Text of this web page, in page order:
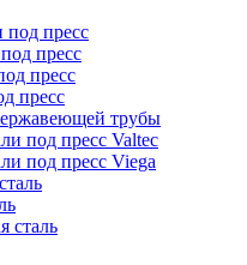
под пресс
пресс
пресс
пресс
трубы
под пресс Valtec
под пресс Viega
сталь